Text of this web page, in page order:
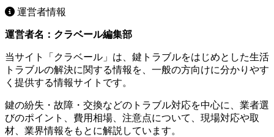
運営者情報
運営者名：クラベール編集部
当サイト「クラベール」は、鍵トラブルをはじめとした生活
トラブルの解決に関する情報を、一般の方向けに分かりやす
く提供する情報サイトです。
鍵の紛失・故障・交換などのトラブル対応を中心に、業者選
びのポイント、費用相場、注意点について、現場対応や取
材、業界情報をもとに解説しています。